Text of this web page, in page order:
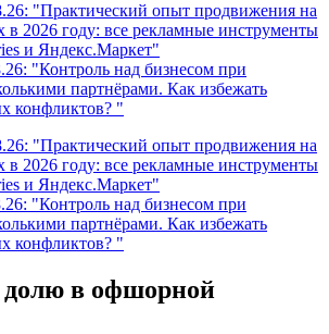
"Практический опыт продвижения на
в 2026 году: все рекламные инструменты
и Яндекс.Маркет"
"Контроль над бизнесом при
партнёрами. Как избежать
конфликтов? "
"Практический опыт продвижения на
в 2026 году: все рекламные инструменты
и Яндекс.Маркет"
"Контроль над бизнесом при
партнёрами. Как избежать
конфликтов? "
долю в офшорной